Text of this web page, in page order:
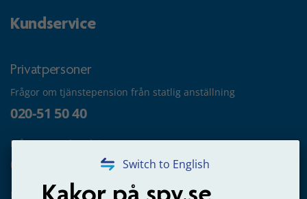
Switch to English
Kundservice
Privatpersoner
Frågor om tjänstepension från statlig anställning
020-51 50 40
Frågor om utbetalning
020-65 00 65
Kontakta oss